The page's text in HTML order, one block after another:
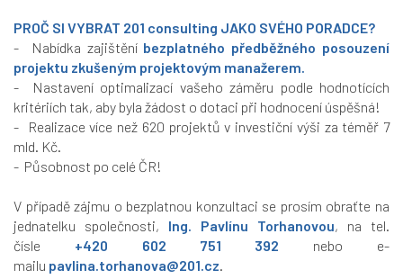
PROČ SI VYBRAT 201 consulting JAKO SVÉHO PORADCE?
- Nabídka zajištěníbezplatného předběžného posouzení
projektu zkušeným projektovým manažerem.
- Nastavení optimalizací vašeho záměru podle hodnotících
kritériích tak, aby byla žádost o dotaci při hodnocení úspěšná!
- Realizace více než 620 projektů v investiční výši za téměř 7
mld. Kč.
- Působnost po celé ČR!
V případě zájmu o bezplatnou konzultaci se prosím obraťte na
jednatelku společnosti, Ing. Pavlínu Torhanovou, na tel.
čísle +420 602 751 392 nebo e-
mailu pavlina.torhanova@201.cz.